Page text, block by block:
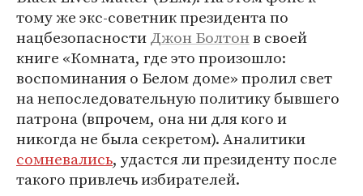
тому же экс-советник президента по
нацбезопасностиДжон Болтонв своей
книге «Комната, где это произошло:
воспоминания о Белом доме» пролил свет
на непоследовательную политику бывшего
патрона (впрочем, она ни для кого и
никогда не была секретом). Аналитики
сомневались, удастся ли президенту после
такого привлечь избирателей.